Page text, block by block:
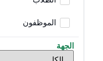
الموظفون
الجهة